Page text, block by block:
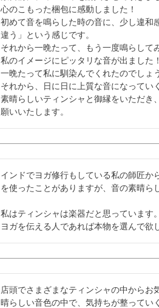
心のこもった梱包に感動しました！
初めて音を鳴らした時の音に、少し違和
違う」という感じです。
それから一晩たって、もう一度鳴らして
私のイメージにピッタリな音が出ました
一晩たって私に馴染んでくれたのでしょ
それから、日に日に上質な音になってい
素晴らしいティンシャと御縁をいただき
願いいたします。
インドでヨガ修行もしている私の師匠か
を使ったことがありますが、音の素晴ら
私はティンシャは楽器だと思っています
ヨガを伝える人であれば本物を選んで欲
店頭でさまざまなティンシャの中から
晴らしい音色の中で、気持ちが整ってい